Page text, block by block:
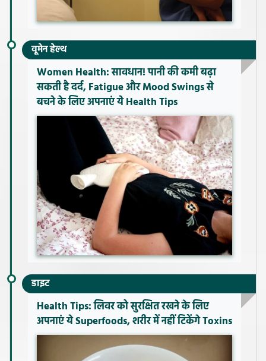
वूमेन हेल्थ
Women Health: सावधान! पानी की कमी बढ़ा
सकती है दर्द, Fatigue और Mood Swings से
बचने के लिए अपनाएं ये Health Tips
डाइट
Health Tips: लिवर को सुरक्षित रखने के लिए
अपनाएं ये Superfoods, शरीर में नहीं टिकेंगे Toxins